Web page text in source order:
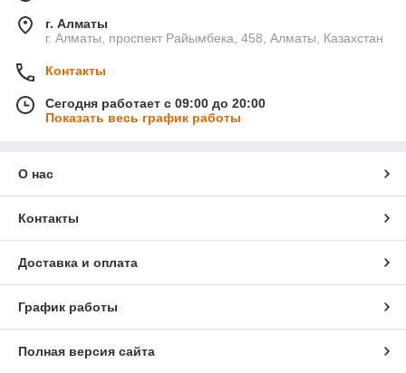
г. Алматы
г. Алматы, проспект Райымбека, 458, Алматы, Казахстан
Контакты
Сегодня работает с 09:00 до 20:00
Показать весь график работы
О нас
Контакты
Доставка и оплата
График работы
Полная версия сайта